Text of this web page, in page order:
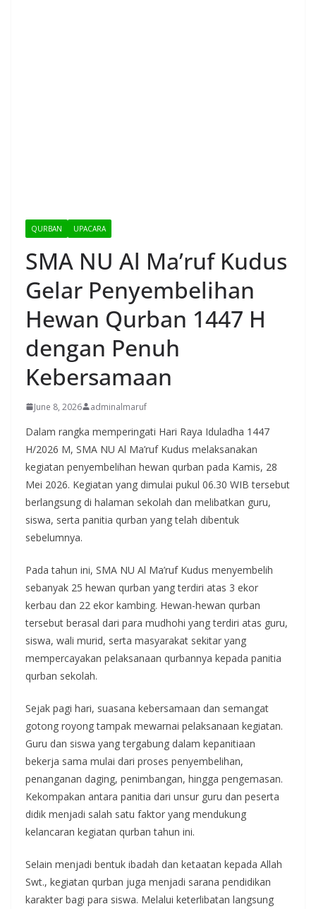
QURBAN UPACARA
SMA NU Al Ma’ruf Kudus
Gelar Penyembelihan
Hewan Qurban 1447 H
dengan Penuh
Kebersamaan
June 8, 2026 adminalmaruf
Dalam rangka memperingati Hari Raya Iduladha 1447
H/2026 M, SMA NU Al Ma’ruf Kudus melaksanakan
kegiatan penyembelihan hewan qurban pada Kamis, 28
Mei 2026. Kegiatan yang dimulai pukul 06.30 WIB tersebut
berlangsung di halaman sekolah dan melibatkan guru,
siswa, serta panitia qurban yang telah dibentuk
sebelumnya.
Pada tahun ini, SMA NU Al Ma’ruf Kudus menyembelih
sebanyak 25 hewan qurban yang terdiri atas 3 ekor
kerbau dan 22 ekor kambing. Hewan-hewan qurban
tersebut berasal dari para mudhohi yang terdiri atas guru,
siswa, wali murid, serta masyarakat sekitar yang
mempercayakan pelaksanaan qurbannya kepada panitia
qurban sekolah.
Sejak pagi hari, suasana kebersamaan dan semangat
gotong royong tampak mewarnai pelaksanaan kegiatan.
Guru dan siswa yang tergabung dalam kepanitiaan
bekerja sama mulai dari proses penyembelihan,
penanganan daging, penimbangan, hingga pengemasan.
Kekompakan antara panitia dari unsur guru dan peserta
didik menjadi salah satu faktor yang mendukung
kelancaran kegiatan qurban tahun ini.
Selain menjadi bentuk ibadah dan ketaatan kepada Allah
Swt., kegiatan qurban juga menjadi sarana pendidikan
karakter bagi para siswa. Melalui keterlibatan langsung